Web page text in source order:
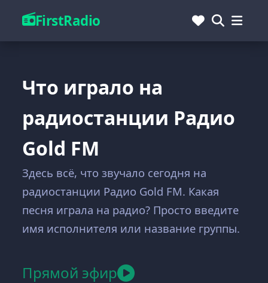
FirstRadio
Что играло на
радиостанции Радио
Gold FM
Здесь всё, что звучало сегодня на
радиостанции Радио Gold FM. Какая
песня играла на радио? Просто введите
имя исполнителя или название группы.
Прямой эфир